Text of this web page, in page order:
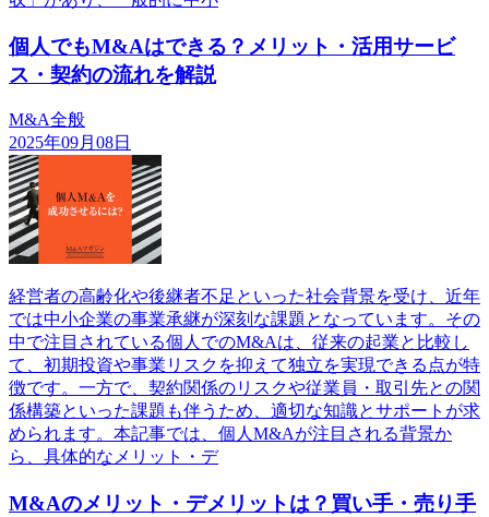
個人でもM&Aはできる？メリット・活用サービ
ス・契約の流れを解説
M&A全般
2025年09月08日
経営者の高齢化や後継者不足といった社会背景を受け、近年
では中小企業の事業承継が深刻な課題となっています。その
中で注目されている個人でのM&Aは、従来の起業と比較し
て、初期投資や事業リスクを抑えて独立を実現できる点が特
徴です。一方で、契約関係のリスクや従業員・取引先との関
係構築といった課題も伴うため、適切な知識とサポートが求
められます。本記事では、個人M&Aが注目される背景か
ら、具体的なメリット・デ
M&Aのメリット・デメリットは？買い手・売り手